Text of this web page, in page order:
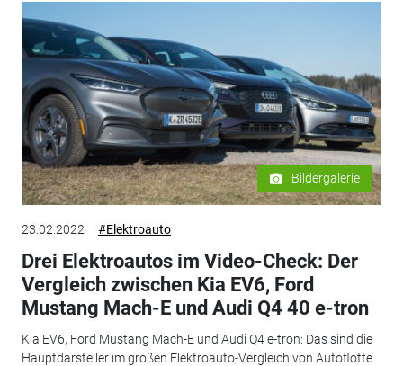
Bildergalerie
23.02.2022 #Elektroauto
Drei Elektroautos im Video-Check: Der
Vergleich zwischen Kia EV6, Ford
Mustang Mach-E und Audi Q4 40 e-tron
Kia EV6, Ford Mustang Mach-E und Audi Q4 e-tron: Das sind die
Hauptdarsteller im großen Elektroauto-Vergleich von Autoflotte